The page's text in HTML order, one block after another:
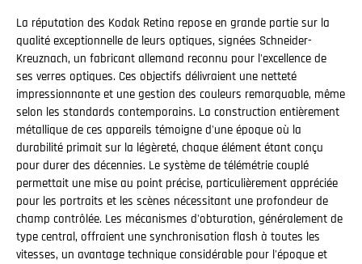
La réputation des Kodak Retina repose en grande partie sur la
qualité exceptionnelle de leurs optiques, signées Schneider-
Kreuznach, un fabricant allemand reconnu pour l'excellence de
ses verres optiques. Ces objectifs délivraient une netteté
impressionnante et une gestion des couleurs remarquable, même
selon les standards contemporains. La construction entièrement
métallique de ces appareils témoigne d'une époque où la
durabilité primait sur la légèreté, chaque élément étant conçu
pour durer des décennies. Le système de télémétrie couplé
permettait une mise au point précise, particulièrement appréciée
pour les portraits et les scènes nécessitant une profondeur de
champ contrôlée. Les mécanismes d'obturation, généralement de
type central, offraient une synchronisation flash à toutes les
vitesses, un avantage technique considérable pour l'époque et